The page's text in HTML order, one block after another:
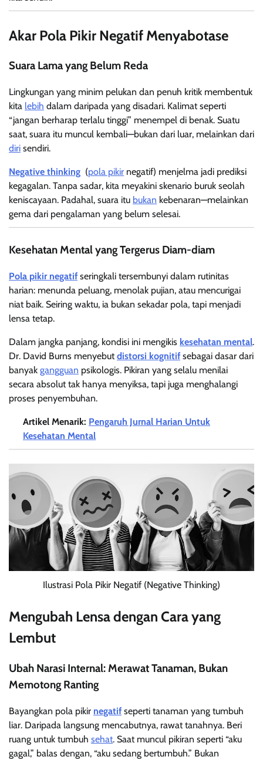
Akar Pola Pikir Negatif Menyabotase
Suara Lama yang Belum Reda
Lingkungan yang minim pelukan dan penuh kritik membentuk
kita lebih dalam daripada yang disadari. Kalimat seperti
“jangan berharap terlalu tinggi” menempel di benak. Suatu
saat, suara itu muncul kembali—bukan dari luar, melainkan dari
diri sendiri.
Negative thinking (pola pikir negatif) menjelma jadi prediksi
kegagalan. Tanpa sadar, kita meyakini skenario buruk seolah
keniscayaan. Padahal, suara itu bukan kebenaran—melainkan
gema dari pengalaman yang belum selesai.
Kesehatan Mental yang Tergerus Diam-diam
Pola pikir negatifseringkali tersembunyi dalam rutinitas
harian: menunda peluang, menolak pujian, atau mencurigai
niat baik. Seiring waktu, ia bukan sekadar pola, tapi menjadi
lensa tetap.
Dalam jangka panjang, kondisi ini mengikis kesehatan mental.
Dr. David Burns menyebutdistorsi kognitifsebagai dasar dari
banyak gangguan psikologis. Pikiran yang selalu menilai
secara absolut tak hanya menyiksa, tapi juga menghalangi
proses penyembuhan.
Artikel Menarik: Pengaruh Jurnal Harian Untuk
Kesehatan Mental
Ilustrasi Pola Pikir Negatif (Negative Thinking)
Mengubah Lensa dengan Cara yang
Lembut
Ubah Narasi Internal: Merawat Tanaman, Bukan
Memotong Ranting
Bayangkan pola pikir negatifseperti tanaman yang tumbuh
liar. Daripada langsung mencabutnya, rawat tanahnya. Beri
ruang untuk tumbuh sehat. Saat muncul pikiran seperti “aku
gagal,” balas dengan, “aku sedang bertumbuh.” Bukan